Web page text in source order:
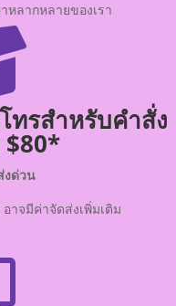
ลากหลายของเรา
ทรสำหรับคำสั่ง
งด่วน
าจมีค่าจัดส่งเพิ่มเติม